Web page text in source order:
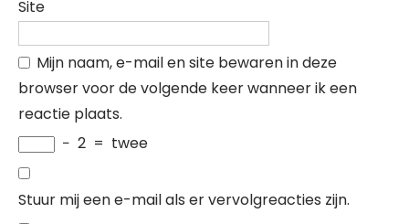
Site
Mijn naam, e-mail en site bewaren in deze
browser voor de volgende keer wanneer ik een
reactie plaats.
− 2 = twee
Stuur mij een e-mail als er vervolgreacties zijn.